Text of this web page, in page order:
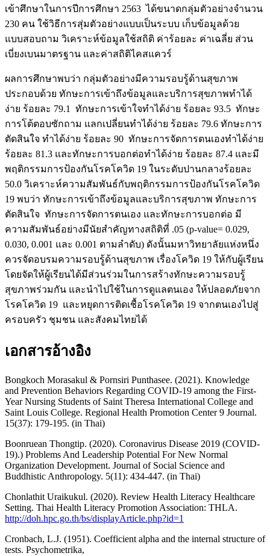
เข้าศึกษาในการปีการศึกษา 2563 ได้ขนาดกลุ่มตัวอย่างจำนวน
230 คน ใช้วิธีการสุ่มตัวอย่างแบบเป็นระบบ เก็บข้อมูลด้วย
แบบสอบถาม วิเคราะห์ข้อมูลใช้สถิติ ค่าร้อยละ ค่าเฉลี่ย ส่วน
เบี่ยงเบนมาตรฐาน และค่าสถิติไคสแควร์
ผลการศึกษาพบว่า กลุ่มตัวอย่างมีความรอบรู้ด้านสุขภาพ
ประกอบด้วย ทักษะการเข้าถึงข้อมูลและบริการสุขภาพทำได้
ง่าย ร้อยละ 79.1 ทักษะการเข้าใจทำได้ง่าย ร้อยละ 93.5 ทักษะ
การโต้ตอบซักถาม แลกเปลี่ยนทำได้ง่าย ร้อยละ 79.6 ทักษะการ
ตัดสินใจ ทำได้ง่าย ร้อยละ 90 ทักษะการจัดการตนเองทำได้ง่าย
ร้อยละ 81.3 และทักษะการบอกต่อทำได้ง่าย ร้อยละ 87.4 และมี
พฤติกรรมการป้องกันโรคโควิด 19 ในระดับปานกลางร้อยละ
50.0 วิเคราะห์ความสัมพันธ์กับพฤติกรรมการป้องกันโรคโควิด
19 พบว่า ทักษะการเข้าถึงข้อมูลและบริการสุขภาพ ทักษะการ
ตัดสินใจ ทักษะการจัดการตนเอง และทักษะการบอกต่อ มี
ความสัมพันธ์อย่างมีนัยสำคัญทางสถิติที่ .05 (p-value= 0.029,
0.030, 0.001 และ 0.001 ตามลำดับ) ดังนั้นมหาวิทยาลัยแห่งหนึ่ง
ควรจัดอบรมความรอบรู้ด้านสุขภาพ เรื่องโควิด 19 ให้กับผู้เรียน
โดยจัดให้ผู้เรียนได้มีส่วนร่วมในการสร้างทักษะความรอบรู้
สุขภาพร่วมกัน และนำไปใช้ในการดูแลตนเอง ให้ปลอดภัยจาก
โรคโควิด 19 และหยุดการติดเชื้อโรคโควิด 19 จากตนเองไปสู่
ครอบครัว ชุมชน และสังคมไทยได้
เอกสารอ้างอิง
Bongkoch Morasakul & Pornsiri Punthasee. (2021). Knowledge
and Prevention Behaviors Regarding COVID-19 among the First-
Year Nursing Students of Saint Theresa International College and
Saint Louis College. Regional Health Promotion Center 9 Journal.
15(37): 179-195. (in Thai)
Boonruean Thongtip. (2020). Coronavirus Disease 2019 (COVID-
19).) Problems And Leadership Potential For New Normal
Organization Development. Journal of Social Science and
Buddhistic Anthropology. 5(11): 434-447. (in Thai)
Chonlathit Uraikukul. (2020). Review Health Literacy Healthcare
Setting. Thai Health Literacy Promotion Association: THLA.
http://doh.hpc.go.th/bs/displayArticle.php?id=1
Cronbach, L.J. (1951). Coefficient alpha and the internal structure of
tests. Psychometrika,